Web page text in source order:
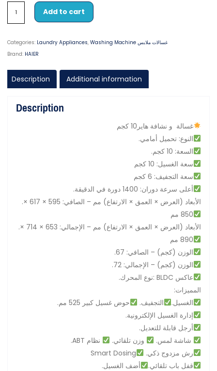
Add to cart
Categories: Laundry Appliances,
Washing Machine غسالات ملابس
Brand: HAIER
Description Additional information
Description
غسالة و نشافة هاير10 كجم
.النوع: تحميل أمامي
.السعة: 10 كجم
سعة الغسيل: 10 كجم
سعة التجفيف: 6 كجم
.أعلى سرعة دوران: 1400 دورة في الدقيقة
.الأبعاد (العرض × العمق × الارتفاع) مم – الصافي: 595 × 617 ×
850 مم
.الأبعاد (العرض × العمق × الارتفاع) مم – الإجمالي: 653 × 714 ×
890 مم
.الوزن (كجم) – الصافي: 67
.الوزن (كجم) – الإجمالي: 72
.نوع المحرك: BLDC عاكس
:المميزات
.الغسيل.
التجفيف.
حوض غسيل كبير 525 مم
.إدارة الغسيل الإلكترونية
.أرجل قابلة للتعديل
.ABT شاشة لمس.
وزن تلقائي.
Smart Dosing
.رش مزدوج ذكي
.قفل باب تلقائي.
أضف الغسيل